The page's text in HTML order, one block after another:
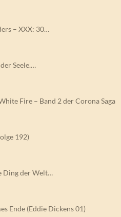
– XXX: 30…
Seele.…
Fire – Band 2 der Corona Saga
192)
Ding der Welt…
Ende (Eddie Dickens 01)